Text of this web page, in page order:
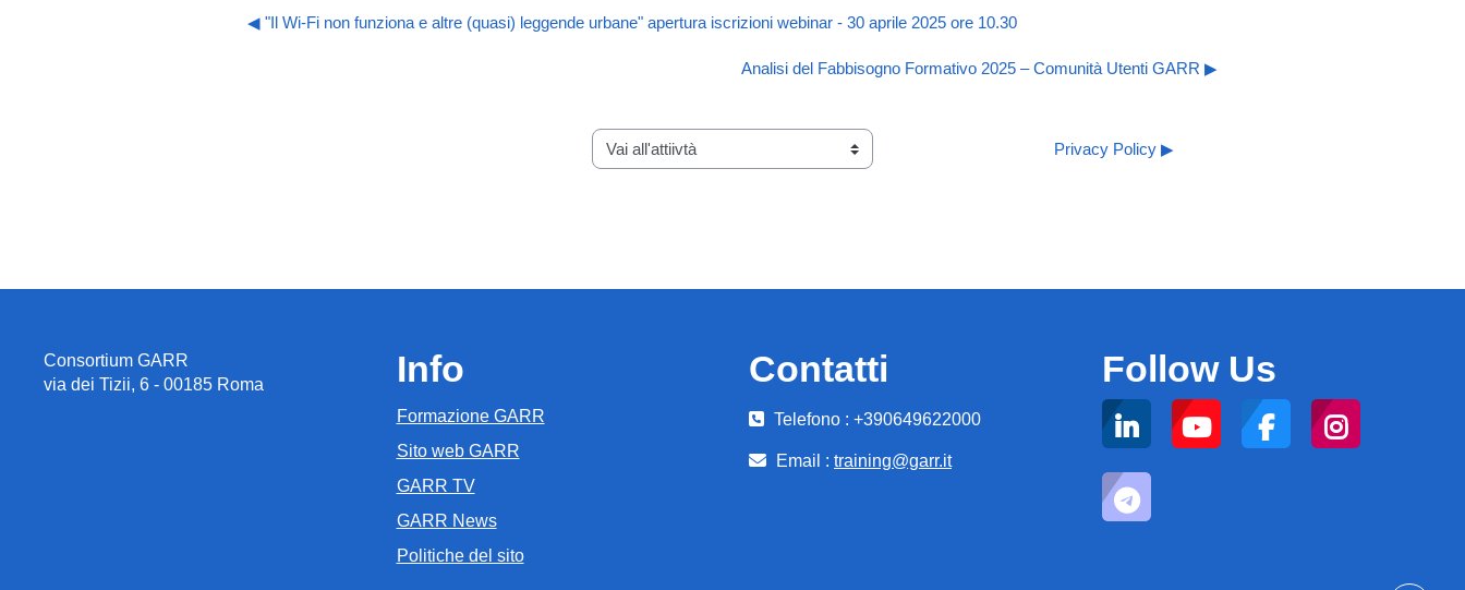
◀︎ "Il Wi-Fi non funziona e altre (quasi) leggende urbane" apertura iscrizioni webinar - 30 aprile 2025 ore 10.30
Analisi del Fabbisogno Formativo 2025 – Comunità Utenti GARR ▶︎
Vai all'attiivtà
Privacy Policy ▶︎
Consortium GARR
via dei Tizii, 6 - 00185 Roma
Info
Formazione GARR
Sito web GARR
GARR TV
GARR News
Politiche del sito
Contatti
Telefono : +390649622000
Email : training@garr.it
Follow Us